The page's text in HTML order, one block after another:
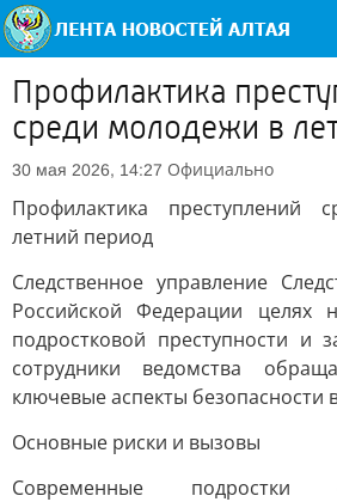
Профилактика
среди молодежи в
30 мая 2026, 14:27 Официально
Профилактика преступлений
летний период
Следственное управление
Российской Федерации целях
подростковой преступности и
сотрудники ведомства
ключевые аспекты безопасности
Основные риски и вызовы
Современные подростки